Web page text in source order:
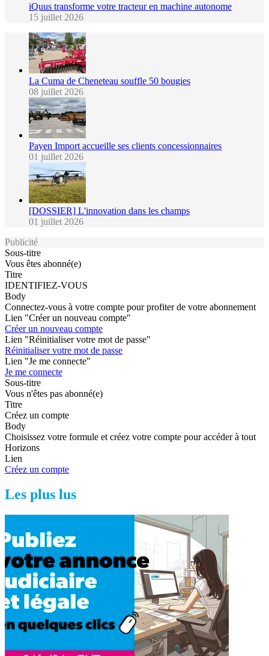
iQuus transforme votre tracteur en machine autonome
15 juillet 2026
La Cuma de Cheneteau souffle 50 bougies
08 juillet 2026
Payen Import accueille ses clients concessionnaires
01 juillet 2026
[DOSSIER] L'innovation dans les champs
01 juillet 2026
Publicité
Sous-titre
Vous êtes abonné(e)
Titre
IDENTIFIEZ-VOUS
Body
Connectez-vous à votre compte pour profiter de votre abonnement
Lien "Créer un nouveau compte"
Créer un nouveau compte
Lien "Réinitialiser votre mot de passe"
Réinitialiser votre mot de passe
Lien "Je me connecte"
Je me connecte
Sous-titre
Vous n'êtes pas abonné(e)
Titre
Créez un compte
Body
Choisissez votre formule et créez votre compte pour accéder à tout
Horizons
Lien
Créez un compte
Les plus lus